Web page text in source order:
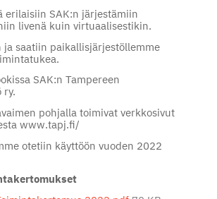
erilaisiin SAK:n järjestämiin
livenä kuin virtuaalisestikin.
ja saatiin paikallisjärjestöllemme
SAK:n Tampereen
ry.
pohjalla toimivat verkkosivut
www.tapj.fi/
otetiin käyttöön vuoden 2022